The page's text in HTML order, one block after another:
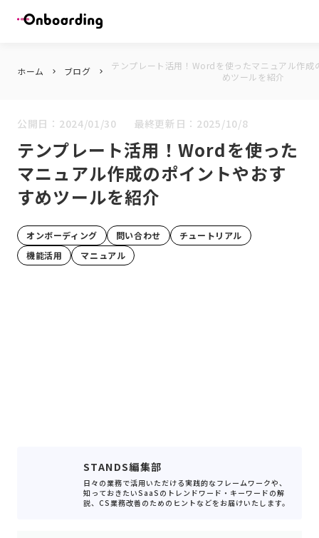
ホーム keyboard_arrow_right ブログ keyboard_arrow_right
テンプレート活用！Wordを使ったマニュアル作成
めツールを紹介
公開日： 2024/01/30 最終更新日： 2025/10/8
テンプレート活用！Wordを使った
マニュアル作成のポイントやおす
すめツールを紹介
オンボーディング 問い合わせ
チュートリアル
機能活用
マニュアル
STANDS編集部
日々の業務で活用いただける実践的なフレームワークや、
知っておきたいSaaSのトレンドワード・キーワードの解
説、CS業務改善のためのヒントなどをお届けいたします。